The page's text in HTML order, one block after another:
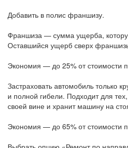
Добавить в полис франшизу.
Франшиза — сумма ущерба,
Оставшийся ущерб сверх
Экономия — до 25% от стоимости
Застраховать автомобиль только
и полной гибели. Подходит для
своей вине и хранит машину на
Экономия — до 65% от стоимости